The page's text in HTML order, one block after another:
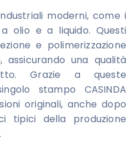
moderni, come i
olio e a liquido. Questi
e polimerizzazione
assicurando una qualità
Grazie a queste
stampo CASINDA
originali, anche dopo
tipici della produzione